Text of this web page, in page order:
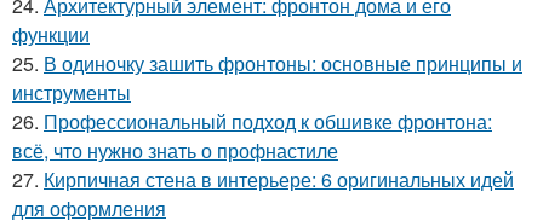
функции
25. В одиночку зашить фронтоны: основные принципы и
инструменты
26. Профессиональный подход к обшивке фронтона:
всё, что нужно знать о профнастиле
27. Кирпичная стена в интерьере: 6 оригинальных идей
для оформления